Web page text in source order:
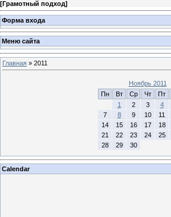
[Грамотный подход]
Форма входа
Меню сайта
Главная » 2011
Ноябрь 2011
Пн
Вт Ср Чт Пт
1
2 3 4
7
8 9 10 11
14
15 16 17 18
21
22 23 24 25
28
29 30
Calendar